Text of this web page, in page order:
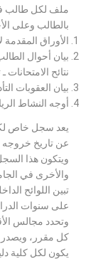
ملف لكل طالب
بالطالب وعلى
الأوراق المقدمة
بيان أحوال
نتائح الامتحانات ـ
بيان العقوبات
أوجه النشاط
يعد سجل خاص
عن تاريخ خروجه
ويتكون هذا
والأخرى في
تبين اللوائح
على سنوات
وتحدد مجالس
كل مقرر، ويصدر
يكون لكل كلية